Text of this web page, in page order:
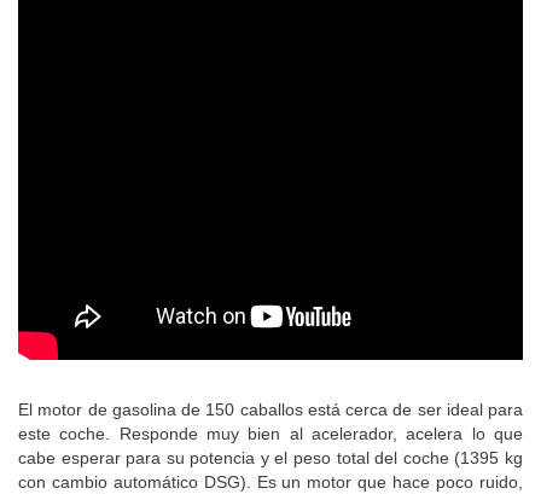
El motor de gasolina de 150 caballos está cerca de ser ideal para
este coche. Responde muy bien al acelerador, acelera lo que
cabe esperar para su potencia y el peso total del coche (1395 kg
con cambio automático DSG). Es un motor que hace poco ruido,